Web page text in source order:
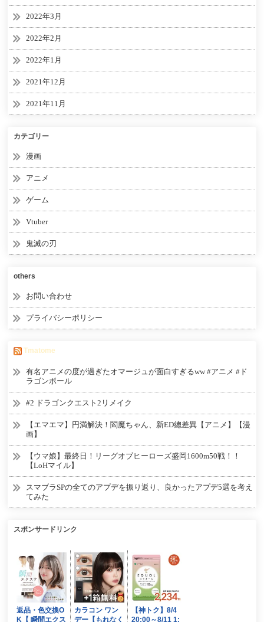
2022年3月
2022年2月
2022年1月
2021年12月
2021年11月
カテゴリー
漫画
アニメ
ゲーム
Vtuber
鬼滅の刃
others
お問い合わせ
プライバシーポリシー
Tmatome
有名アニメの度が過ぎたオマージュが面白すぎるww #アニメ #ド
ラゴンボール
#2 ドラゴンクエスト2リメイク
【エマエマ】円満解決！閻魔ちゃん、新ED總差異【アニメ】【漫
画】
【ウマ娘】最終日！リーグオブヒーローズ盛岡1600m50戦！！
【LoHマイル】
スマブラSPの全てのアプデを振り返り、良かったアプデ5選を考え
てみた
スポンサードリンク